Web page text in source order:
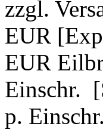
zzgl.
EUR
EUR
Einschr.
p.